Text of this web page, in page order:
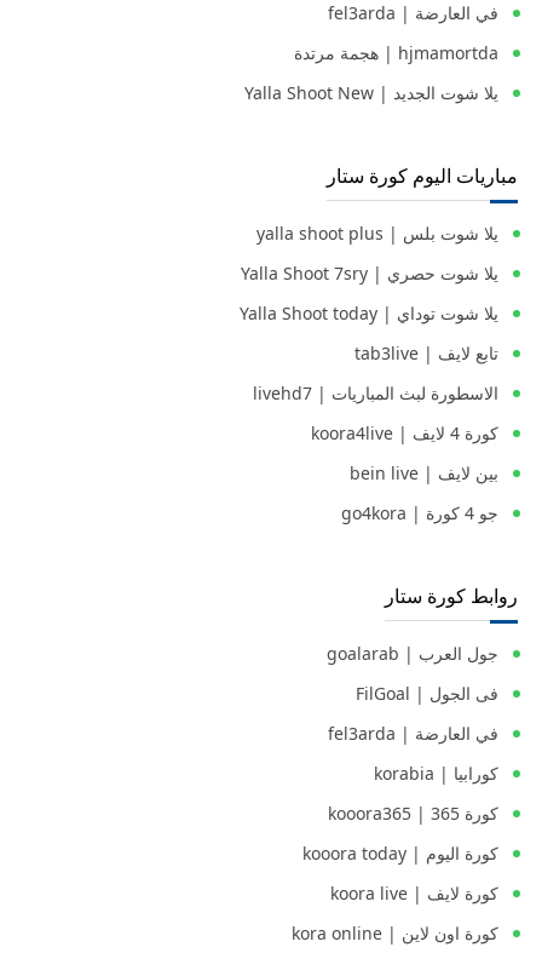
في العارضة | fel3arda
hjmamortda | هجمة مرتدة
يلا شوت الجديد | Yalla Shoot New
مباريات اليوم كورة ستار
يلا شوت بلس | yalla shoot plus
يلا شوت حصري | Yalla Shoot 7sry
يلا شوت توداي | Yalla Shoot today
تابع لايف | tab3live
الاسطورة لبث المباريات | livehd7
كورة 4 لايف | koora4live
بين لايف | bein live
جو 4 كورة | go4kora
روابط كورة ستار
جول العرب | goalarab
فى الجول | FilGoal
في العارضة | fel3arda
كورابيا | korabia
كورة 365 | kooora365
كورة اليوم | kooora today
كورة لايف | koora live
كورة اون لاين | kora online